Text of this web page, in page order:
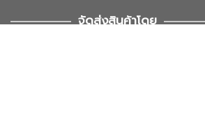
จัดส่งสินค้าโดย